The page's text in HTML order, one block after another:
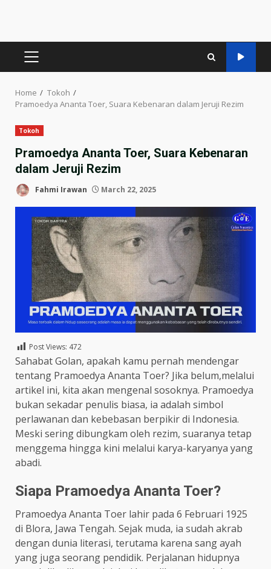
PRIMARY
Home
Tokoh
Pramoedya Ananta Toer, Suara Kebenaran dalam Jeruji Rezim
Tokoh
Pramoedya Ananta Toer, Suara Kebenaran
dalam Jeruji Rezim
Fahmi Irawan March 22, 2025
Post Views: 472
Sahabat Golan, apakah kamu pernah mendengar
tentang Pramoedya Ananta Toer? Jika belum,melalui
artikel ini, kita akan mengenal sosoknya. Pramoedya
bukan sekadar penulis biasa, ia adalah simbol
perlawanan dan kebebasan berpikir di Indonesia.
Meski sering dibungkam oleh rezim, suaranya tetap
menggema hingga kini melalui karya-karyanya yang
abadi.
Siapa Pramoedya Ananta Toer?
Pramoedya Ananta Toer lahir pada 6 Februari 1925
di Blora, Jawa Tengah. Sejak muda, ia sudah akrab
dengan dunia literasi, terutama karena sang ayah
yang juga seorang pendidik. Perjalanan hidupnya